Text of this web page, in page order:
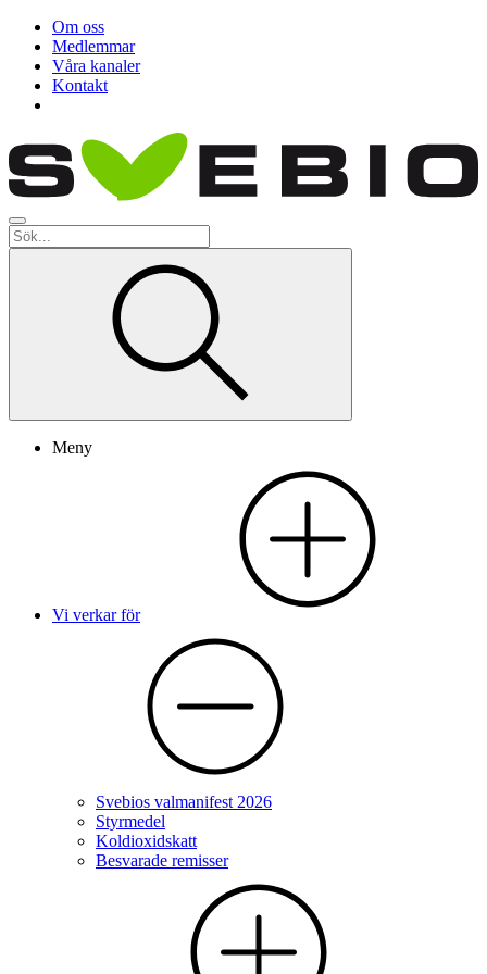
Om oss
Medlemmar
Våra kanaler
Kontakt
Meny
Vi verkar för
Svebios valmanifest 2026
Styrmedel
Koldioxidskatt
Besvarade remisser